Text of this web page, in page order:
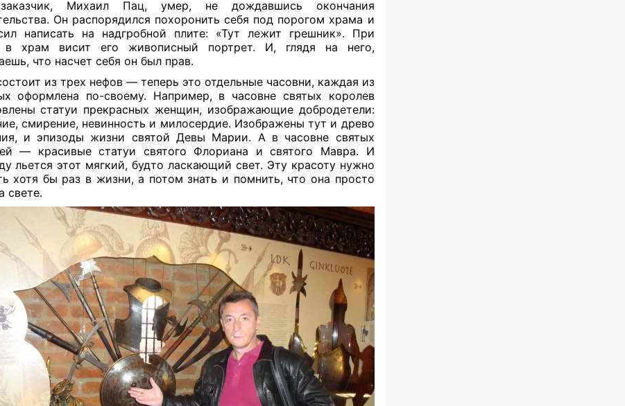
Михаил Пац, умер, не дождавшись окончания
Он распорядился похоронить себя под порогом храма и
написать на надгробной плите: «Тут лежит грешник». При
в храм висит его живописный портрет. И, глядя на него,
что насчет себя он был прав.
из трех нефов — теперь это отдельные часовни, каждая из
оформлена по-своему. Например, в часовне святых королев
статуи прекрасных женщин, изображающие добродетели:
смирение, невинность и милосердие. Изображены тут и древо
и эпизоды жизни святой Девы Марии. А в часовне святых
— красивые статуи святого Флориана и святого Мавра. И
льется этот мягкий, будто ласкающий свет. Эту красоту нужно
хотя бы раз в жизни, а потом знать и помнить, что она просто
свете.